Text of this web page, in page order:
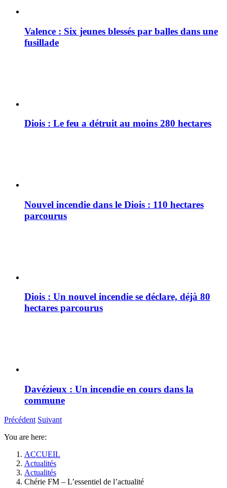
Valence : Six jeunes blessés par balles dans une
fusillade
Diois : Le feu a détruit au moins 280 hectares
Nouvel incendie dans le Diois : 110 hectares
parcourus
Diois : Un nouvel incendie se déclare, déjà 80
hectares parcourus
Davézieux : Un incendie en cours dans la
commune
Précédent Suivant
You are here:
ACCUEIL
Actualités
Actualités
Chérie FM – L’essentiel de l’actualité